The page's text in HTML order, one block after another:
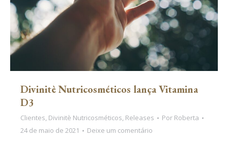
Divinitè Nutricosméticos lança Vitamina
D3
Clientes, Divinitè Nutricosméticos, Releases Por Roberta
24 de maio de 2021
Deixe um comentário